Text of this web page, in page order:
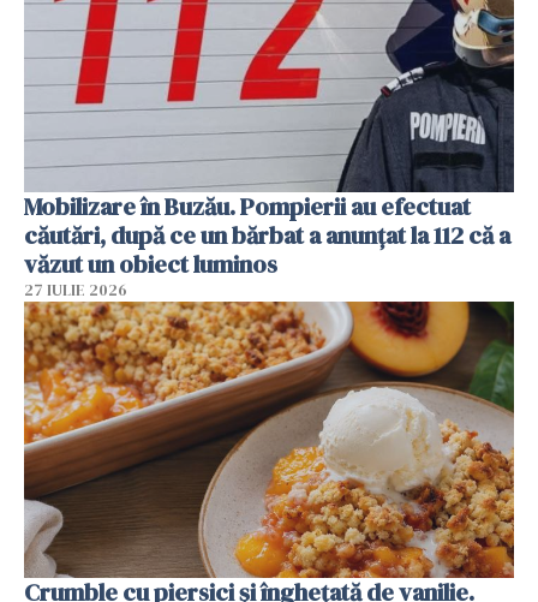
Mobilizare în Buzău. Pompierii au efectuat
căutări, după ce un bărbat a anunțat la 112 că a
văzut un obiect luminos
27 IULIE 2026
Crumble cu piersici și înghețată de vanilie.